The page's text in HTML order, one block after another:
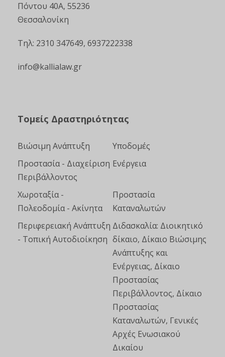
Πόντου 40Α, 55236
Θεσσαλονίκη
Τηλ: 2310 347649, 6937222338
info@kallialaw.gr
Τομείς Δραστηριότητας
Βιώσιμη Ανάπτυξη
Υποδομές
Προστασία - Διαχείριση
Περιβάλλοντος
Ενέργεια
Χωροταξία -
Πολεοδομία - Ακίνητα
Προστασία
Καταναλωτών
Περιφερειακή Ανάπτυξη
- Τοπική Αυτοδιοίκηση
Διδασκαλία: Διοικητικό
δίκαιο, Δίκαιο Βιώσιμης
Ανάπτυξης και
Ενέργειας, Δίκαιο
Προστασίας
Περιβάλλοντος, Δίκαιο
Προστασίας
Καταναλωτών, Γενικές
Αρχές Ενωσιακού
Δικαίου